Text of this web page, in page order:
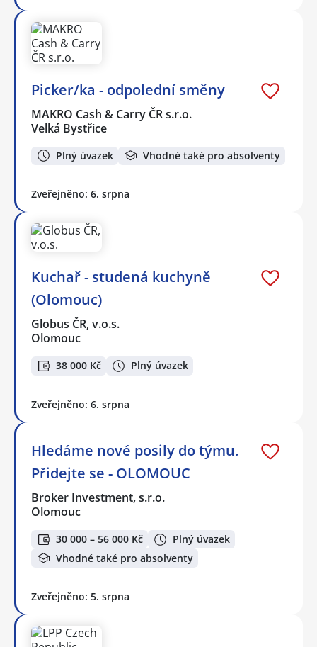
Picker/ka - odpolední směny
MAKRO Cash & Carry ČR s.r.o.
Velká Bystřice
Plný úvazek Vhodné také pro absolventy
Zveřejněno: 6. srpna
Kuchař - studená kuchyně
(Olomouc)
Globus ČR, v.o.s.
Olomouc
38 000 Kč Plný úvazek
Zveřejněno: 6. srpna
Hledáme nové posily do týmu.
Přidejte se - OLOMOUC
Broker Investment, s.r.o.
Olomouc
30 000 – 56 000 Kč
Plný úvazek
Vhodné také pro absolventy
Zveřejněno: 5. srpna